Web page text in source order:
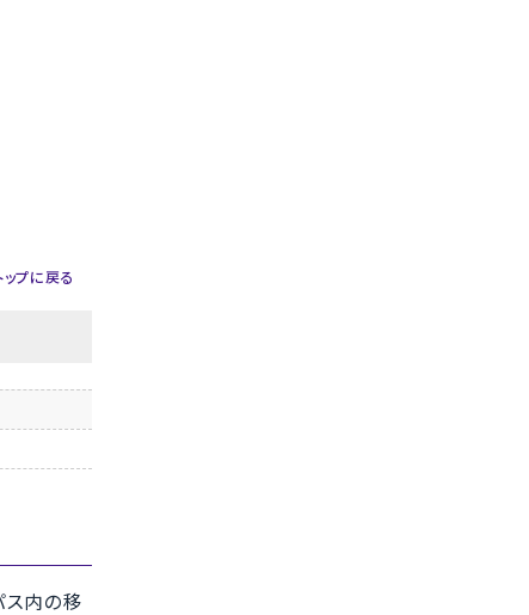
プに戻る
ス内の移